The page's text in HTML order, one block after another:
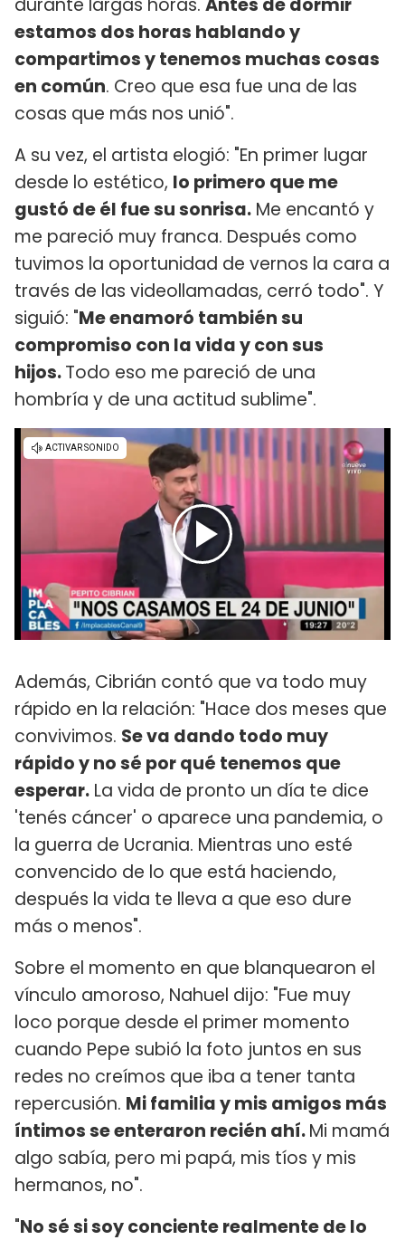
estamos dos horas hablando y
compartimos y tenemos muchas cosas
en común. Creo que esa fue una de las
cosas que más nos unió".
A su vez, el artista elogió: "En primer lugar
desde lo estético, lo primero que me
gustó de él fue su sonrisa. Me encantó y
me pareció muy franca. Después como
tuvimos la oportunidad de vernos la cara a
través de las videollamadas, cerró todo". Y
siguió: "Me enamoró también su
compromiso con la vida y con sus
hijos.Todo eso me pareció de una
hombría y de una actitud sublime".
Además, Cibrián contó que va todo muy
rápido en la relación: "Hace dos meses que
convivimos. Se va dando todo muy
rápido y no sé por qué tenemos que
esperar. La vida de pronto un día te dice
'tenés cáncer' o aparece una pandemia, o
la guerra de Ucrania. Mientras uno esté
convencido de lo que está haciendo,
después la vida te lleva a que eso dure
más o menos".
Sobre el momento en que blanquearon el
vínculo amoroso, Nahuel dijo: "Fue muy
loco porque desde el primer momento
cuando Pepe subió la foto juntos en sus
redes no creímos que iba a tener tanta
repercusión. Mi familia y mis amigos más
íntimos se enteraron recién ahí.Mi mamá
algo sabía, pero mi papá, mis tíos y mis
hermanos, no".
"No sé si soy conciente realmente de lo